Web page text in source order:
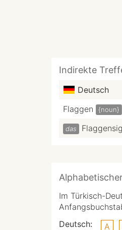
Indirekte
Deutsch
Flaggen
{noun}
das
Im Türkisch-
Deutsch:
A